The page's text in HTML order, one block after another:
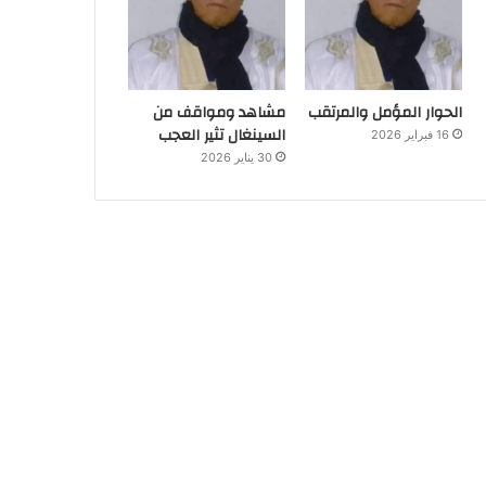
الحوار المؤمل والمرتقب
16 فبراير 2026
مشاهد ومواقف من
السينغال تثير العجب
30 يناير 2026